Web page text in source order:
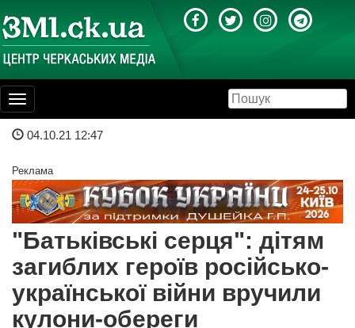
Toggle
navigation
04.10.21 12:47
Реклама
"Батьківські серця": дітям
загиблих героїв російсько-
української війни вручили
кулони-обереги